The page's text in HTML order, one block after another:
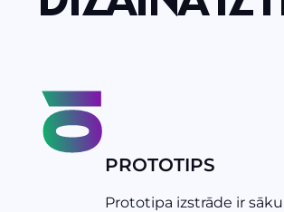
01
PROTOTIPS
Prototipa izstrāde ir